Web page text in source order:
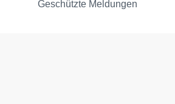
Geschützte Meldungen